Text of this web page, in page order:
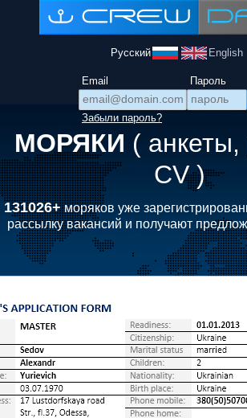
Русский English
Email Пароль
Забыли пароль?
МОРЯКИ (
CV )
131026+моряков уже
рассылку вакансий и получают